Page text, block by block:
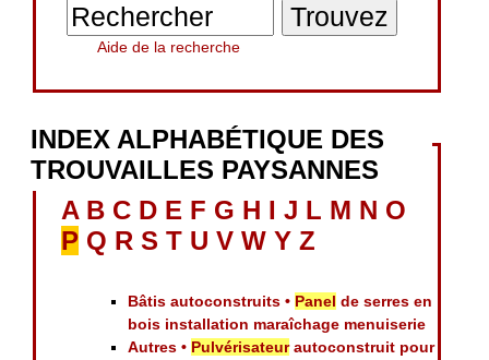
Aide de la recherche
INDEX ALPHABÉTIQUE DES
TROUVAILLES PAYSANNES
A B C D E F G H I J L M N O
P Q R S T U V W Y Z
Bâtis autoconstruits • Panel de serres en
bois installation maraîchage menuiserie
Autres • Pulvérisateurautoconstruit pour